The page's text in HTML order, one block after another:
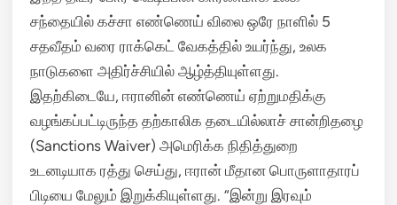
சந்தையில் கச்சா எண்ணெய் விலை ஒரே நாளில் 5
சதவீதம் வரை ராக்கெட் வேகத்தில் உயர்ந்து, உலக
நாடுகளை அதிர்ச்சியில் ஆழ்த்தியுள்ளது.
இதற்கிடையே, ஈரானின் எண்ணெய் ஏற்றுமதிக்கு
வழங்கப்பட்டிருந்த தற்காலிக தடையில்லாச் சான்றிதழை
(Sanctions Waiver) அமெரிக்க நிதித்துறை
உடனடியாக ரத்து செய்து, ஈரான் மீதான பொருளாதாரப்
பிடியை மேலும் இறுக்கியுள்ளது. “இன்று இரவும்